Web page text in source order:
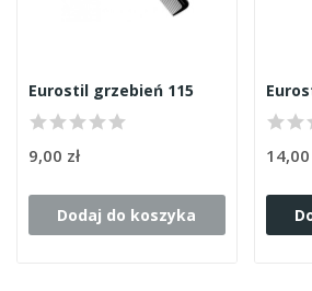
Eurostil grzebień 115
9,00 zł
Dodaj do koszyka
14,00